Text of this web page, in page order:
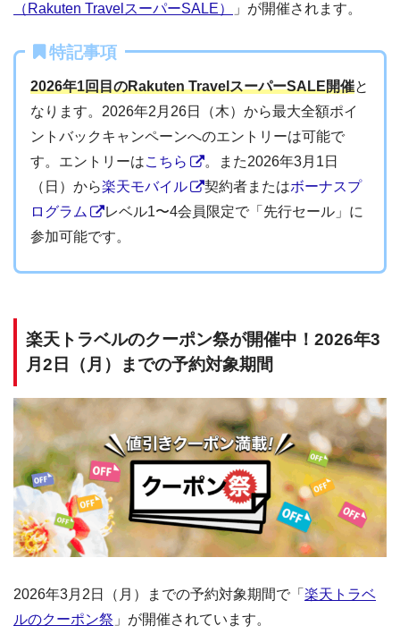
（Rakuten TravelスーパーSALE）
」が開催されます。
特記事項
2026年1回目のRakuten TravelスーパーSALE開催と
なります。2026年2月26日（木）から最大全額ポイ
ントバックキャンペーンへのエントリーは可能で
す。エントリーはこちら
。また2026年3月1日
（日）から楽天モバイル 契約者またはボーナスプ
ログラム
レベル1〜4会員限定で「先行セール」に
参加可能です。
楽天トラベルのクーポン祭が開催中！2026年3
月2日（月）までの予約対象期間
2026年3月2日（月）までの予約対象期間で「 楽天トラベ
ルのクーポン祭 」が開催されています。